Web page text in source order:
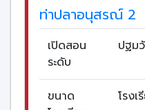
ท่าปลาอนุสรณ์ 2
เปิดสอน
ระดับ
ปฐม
ขนาด
โรง